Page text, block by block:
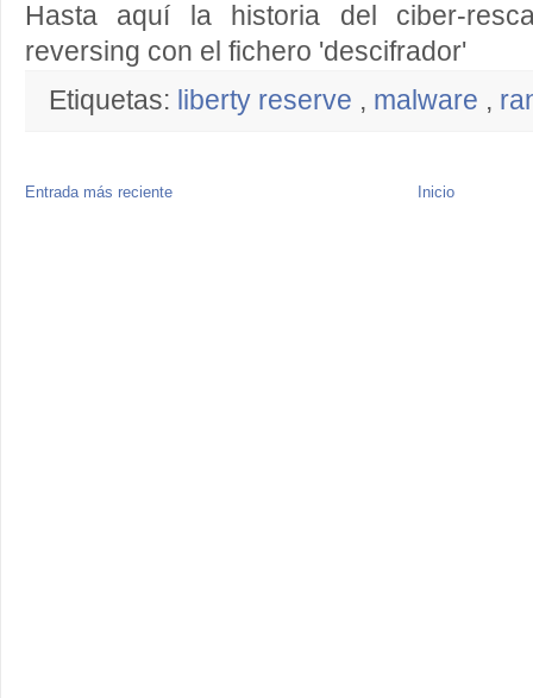
Hasta aquí la historia del ciber-
reversing con el fichero 'descifrador'
Etiquetas: liberty reserve , malware ,
Entrada más reciente Inicio